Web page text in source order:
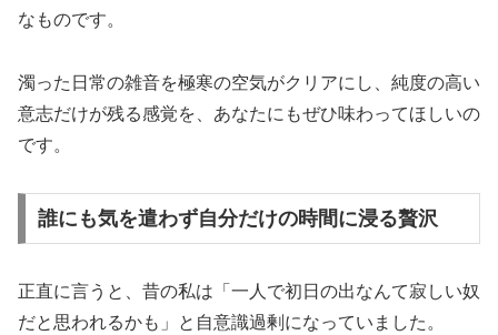
なものです。
濁った日常の雑音を極寒の空気がクリアにし、純度の高い
意志だけが残る感覚を、あなたにもぜひ味わってほしいの
です。
誰にも気を遣わず自分だけの時間に浸る贅沢
正直に言うと、昔の私は「一人で初日の出なんて寂しい奴
だと思われるかも」と自意識過剰になっていました。